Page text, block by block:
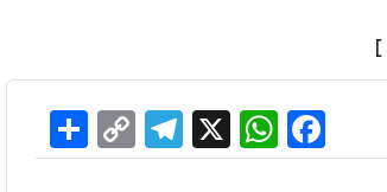
]
Facebook
WhatsApp
X
Telegram
Copy
Link